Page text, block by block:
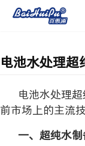
电池水处理超
电池水处理超
前市场上的主流
一、超纯水